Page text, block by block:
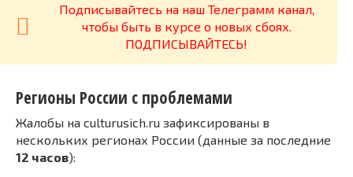
Подписывайтесь на наш Телеграмм канал,
чтобы быть в курсе о новых сбоях.
ПОДПИСЫВАЙТЕСЬ!
Регионы России с проблемами
Жалобы на culturusich.ru зафиксированы в
нескольких регионах России (данные за последние
12 часов):